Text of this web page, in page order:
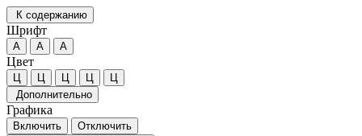
К содержанию
Шрифт
А А А
Цвет
Ц Ц Ц Ц
Ц
Дополнительно
Графика
Включить
Отключить